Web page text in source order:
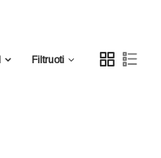
Filtruoti